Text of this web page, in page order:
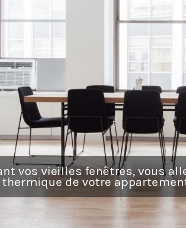
vos vieilles fenêtres, vous
thermique de votre